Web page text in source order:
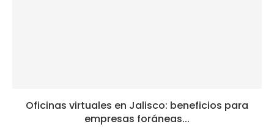
Oficinas virtuales en Jalisco: beneficios para
empresas foráneas...